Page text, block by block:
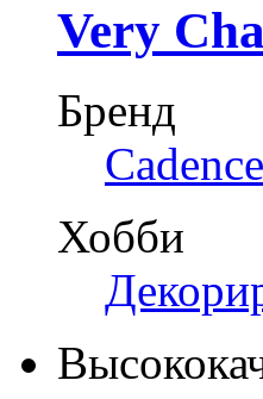
Very
Бренд
Хобби